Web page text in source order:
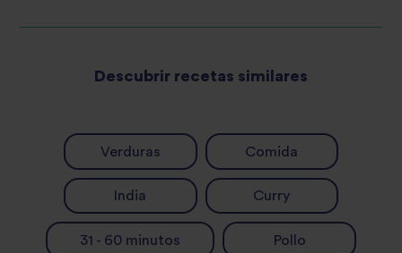
Descubrir recetas similares
Verduras Comida
India Curry
31 - 60 minutos Pollo